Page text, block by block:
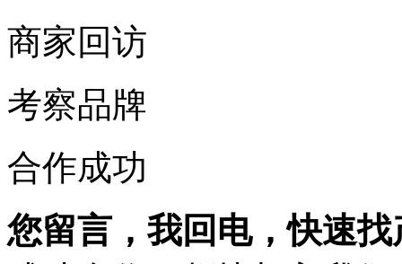
商家回访
考察品牌
合作成功
您留言，我回电，快速找